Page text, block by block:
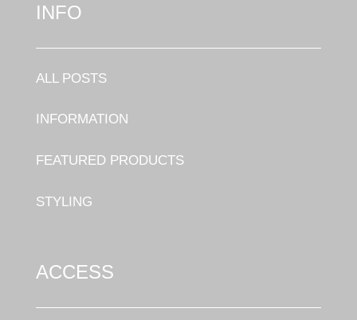
INFO
ALL POSTS
INFORMATION
FEATURED PRODUCTS
STYLING
ACCESS